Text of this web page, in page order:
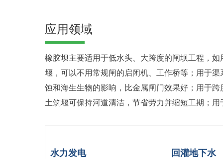
应用领域
橡胶坝主要适用于低水头、大跨度的闸坝工程，
堰，可以不用常规闸的启闭机、工作桥等；用于
蚀和海生生物的影响，比金属闸门效果好；用于
土筑堰可保持河道清洁，节省劳力并缩短工期；
水力发电 回灌地下水